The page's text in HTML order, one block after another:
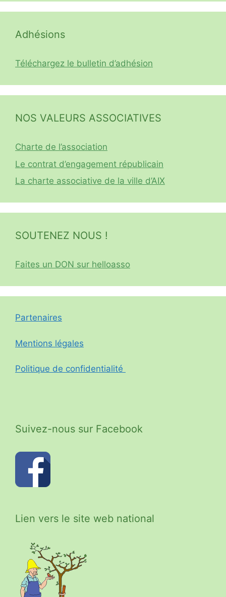
Adhésions
Téléchargez le bulletin d’adhésion
NOS VALEURS ASSOCIATIVES
Charte de l’association
Le contrat d’engagement républicain
La charte associative de la ville d’AIX
SOUTENEZ NOUS !
Faites un DON sur helloasso
Partenaires
Mentions légales
Politique de confidentialité
Suivez-nous sur Facebook
Lien vers le site web national